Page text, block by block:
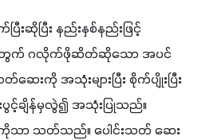
းဆိုပြီး နည်းနှစ်နည်းဖြင့်
တွက် ဂလိုက်ဖိုဆိတ်ဆိုသော အပင်
ေးကို အသုံးများပြီး စိုက်ပျိုးပြီး
င့်ချိန်မှလွဲ၍ အသုံးပြုသည်။
သာ သတ်သည်။ ပေါင်းသတ် ဆေး